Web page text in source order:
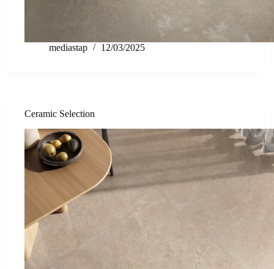
mediastap 12/03/2025
Ceramic Selection